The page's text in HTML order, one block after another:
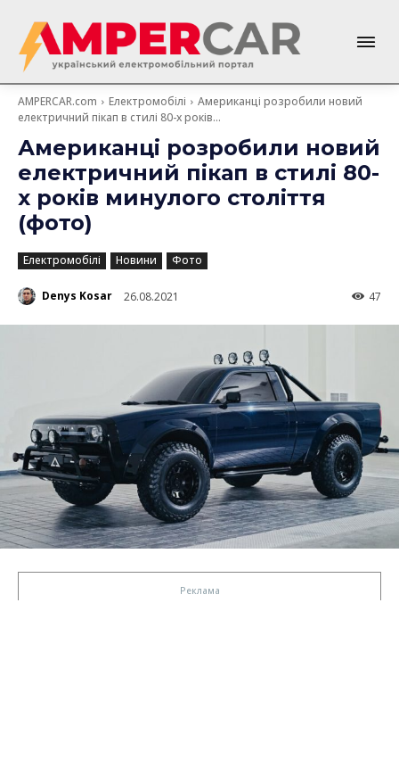
AMPERCAR.com Електромобілі
Американці розробили новий
електричний пікап в стилі 80-х років...
Американці розробили новий
електричний пікап в стилі 80-
х років минулого століття
(фото)
Електромобілі Новини Фото
Denys Kosar 26.08.2021 47